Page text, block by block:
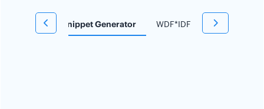
SERP Snippet Generator WDF*IDF Tool